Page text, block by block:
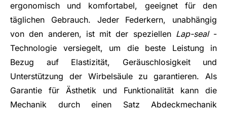
ergonomisch und komfortabel, geeignet für den
täglichen Gebrauch. Jeder Federkern, unabhängig
von den anderen, ist mit der speziellen Lap-seal-
Technologie versiegelt, um die beste Leistung in
Bezug auf Elastizität, Geräuschlosigkeit und
Unterstützung der Wirbelsäule zu garantieren. Als
Garantie für Ästhetik und Funktionalität kann die
Mechanik durch einen Satz Abdeckmechanik